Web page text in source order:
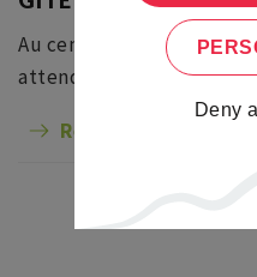
Au centre-ville du
attend dans ce meublé
Read more
Deny